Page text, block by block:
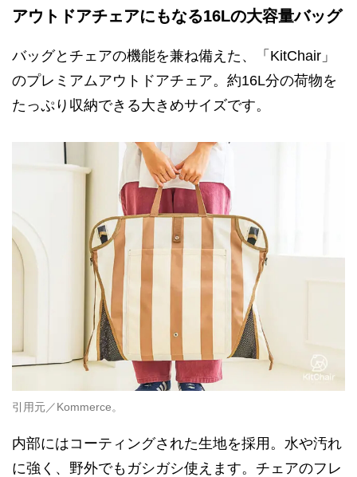
アウトドアチェアにもなる16Lの大容量バッグ
バッグとチェアの機能を兼ね備えた、「KitChair」
のプレミアムアウトドアチェア。約16L分の荷物を
たっぷり収納できる大きめサイズです。
引用元／Kommerce。
内部にはコーティングされた生地を採用。水や汚れ
に強く、野外でもガシガシ使えます。チェアのフレ